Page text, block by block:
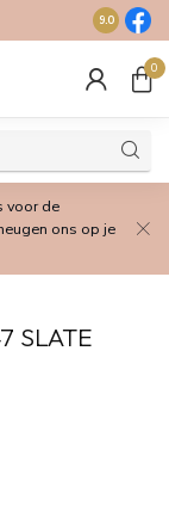
Gratis
9.0
0
voor de
ons op je
SLATE